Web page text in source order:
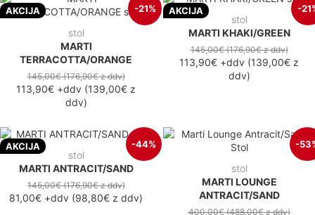
AKCIJA -21%
stol
MARTI
TERRACOTTA/ORANGE
145,00€(176,90€z ddv)
113,90€ +ddv (139,00€ z
ddv)
AKCIJA -
stol
MARTI KHAKI/GREEN
145,00€(176,90€z ddv)
113,90€ +ddv (139,00€ z
ddv)
AKCIJA -44%
stol
MARTI ANTRACIT/SAND
145,00€(176,90€z ddv)
81,00€ +ddv (98,80€ z ddv)
-
stol
MARTI LOUNGE
ANTRACIT/SAND
400,00€(488,00€z ddv)